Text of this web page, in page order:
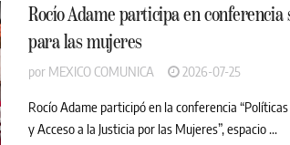
Rocío Adame participa en
para las mujeres
por MEXICO COMUNICA 2026-07-25
Rocío Adame participó en la conferencia
y Acceso a la Justicia por las Mujeres”, espacio ...